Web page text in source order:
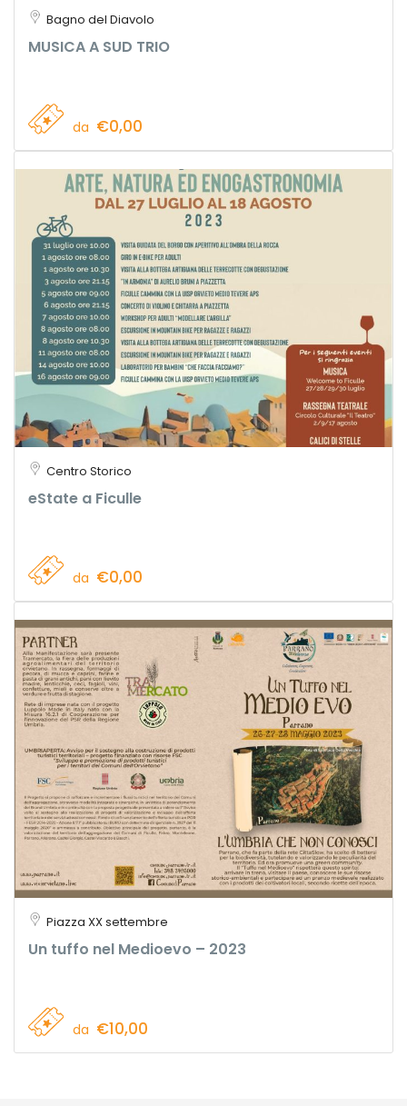
Bagno del Diavolo
MUSICA A SUD TRIO
da €0,00
Centro Storico
eState a Ficulle
da €0,00
Piazza XX settembre
Un tuffo nel Medioevo – 2023
da €10,00